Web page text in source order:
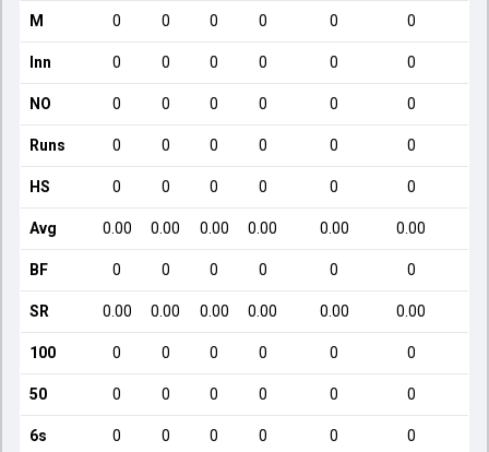
M 0 0 0 0 0 0
Inn 0 0 0 0 0 0
NO 0 0 0 0 0 0
Runs 0 0 0 0 0 0
HS 0 0 0 0 0 0
Avg 0.00 0.00 0.00 0.00 0.00 0.00
BF 0 0 0 0 0 0
SR 0.00 0.00 0.00 0.00 0.00 0.00
100 0 0 0 0 0 0
50 0 0 0 0 0 0
6s 0 0 0 0 0 0